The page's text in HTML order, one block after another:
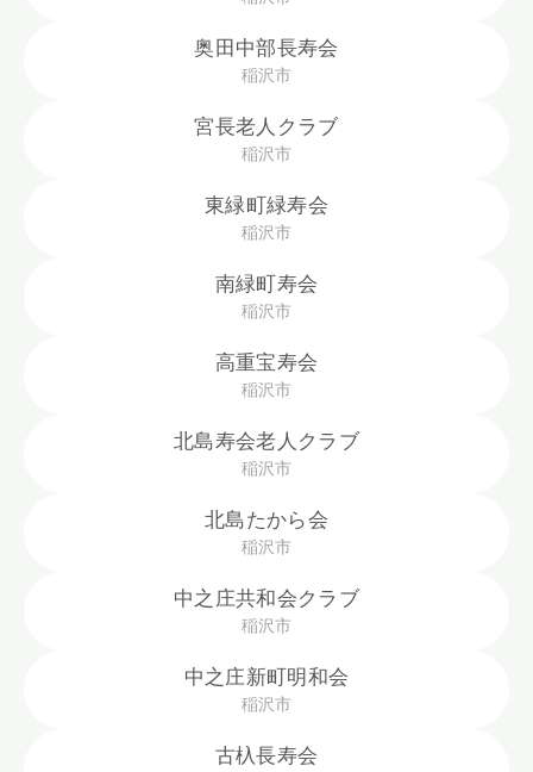
奥田中部長寿会
稲沢市
宮長老人クラブ
稲沢市
東緑町緑寿会
稲沢市
南緑町寿会
稲沢市
高重宝寿会
稲沢市
北島寿会老人クラブ
稲沢市
北島たから会
稲沢市
中之庄共和会クラブ
稲沢市
中之庄新町明和会
稲沢市
古杁長寿会